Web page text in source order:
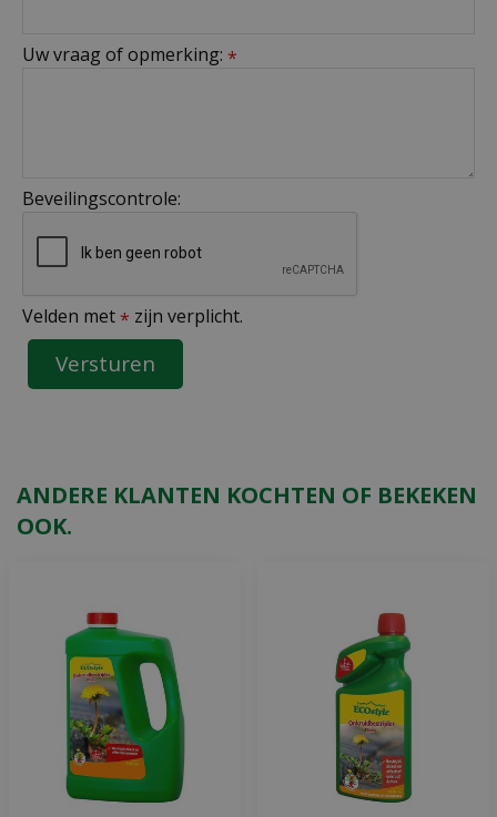
Uw vraag of opmerking: *
Beveilingscontrole:
Velden met * zijn verplicht.
ANDERE KLANTEN KOCHTEN OF BEKEKEN
OOK.